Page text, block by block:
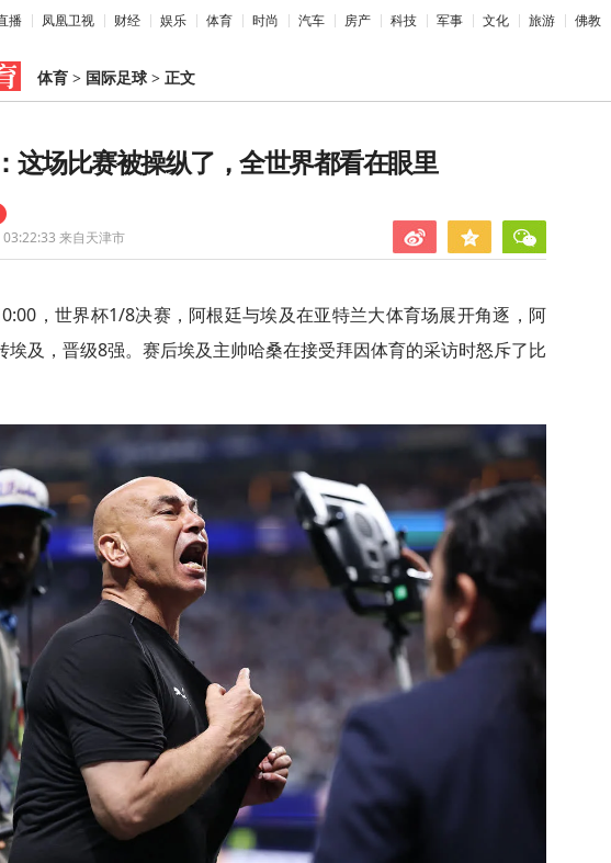
播 凤凰卫视 财经 娱乐 体育 时尚 汽车 房产 科技 军事 文化 旅游 佛教
体育 > 国际足球 > 正文
这场比赛被操纵了，全世界都看在眼里
来自天津市
，世界杯1/8决赛，阿根廷与埃及在亚特兰大体育场展开角逐，阿
埃及，晋级8强。赛后埃及主帅哈桑在接受拜因体育的采访时怒斥了比